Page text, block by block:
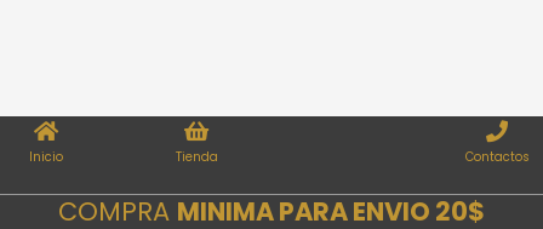
Inicio Tienda Contactos
COMPRA MINIMA PARA ENVIO 20$